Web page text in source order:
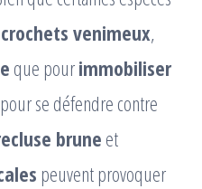
crochets venimeux,
que pourimmobiliser
se défendre contre
brune et
peuvent provoquer